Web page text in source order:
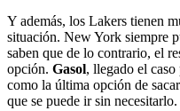
Y además, los Lakers tienen
situación. New York siempre
saben que de lo contrario, el
opción. Gasol, llegado el
como la última opción de
que se puede ir sin necesitarlo.